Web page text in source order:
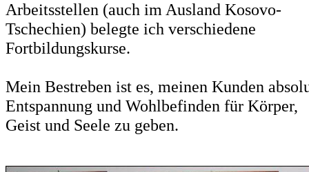
Arbeitsstellen (auch im Ausland Kosovo-
Tschechien) belegte ich verschiedene
Fortbildungskurse.
Mein Bestreben ist es, meinen Kunden
Entspannung und Wohlbefinden für Körper,
Geist und Seele zu geben.